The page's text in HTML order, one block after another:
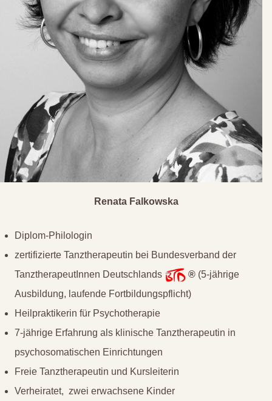
Renata Falkowska
Diplom-Philologin
zertifizierte Tanztherapeutin bei Bundesverband der
TanztherapeutInnen Deutschlands
® (5-jährige
Ausbildung, laufende Fortbildungspflicht)
Heilpraktikerin für Psychotherapie
7-jährige Erfahrung als klinische Tanztherapeutin in
psychosomatischen Einrichtungen
Freie Tanztherapeutin und Kursleiterin
Verheiratet, zwei erwachsene Kinder